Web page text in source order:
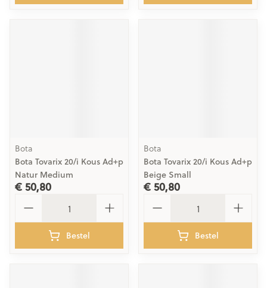
Bota
Bota Tovarix 20/i Kous Ad+p
Natur Medium
€ 50,80
Bestel
Bota
Bota Tovarix 20/i Kous Ad+p
Beige Small
€ 50,80
Bestel